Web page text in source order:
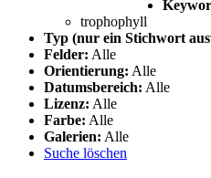
trophophyll
Typ (nur ein Stichwort
Felder: Alle
Orientierung: Alle
Datumsbereich: Alle
Lizenz: Alle
Farbe: Alle
Galerien: Alle
Suche löschen